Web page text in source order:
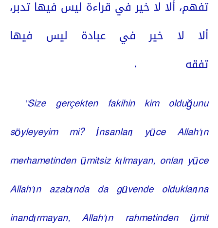
تفهم، ألا لا خير في قراءة ليس فيها تدبر،
ألا لا خير في عبادة ليس فيها
تفقه
.
“Size gerçekten fakihin kim olduğunu
söyleyeyim mi? İnsanları yüce Allah’ın
merhametinden ümitsiz kılmayan, onları yüce
Allah’ın azabında da güvende olduklarına
inandırmayan, Allah’ın rahmetinden ümit